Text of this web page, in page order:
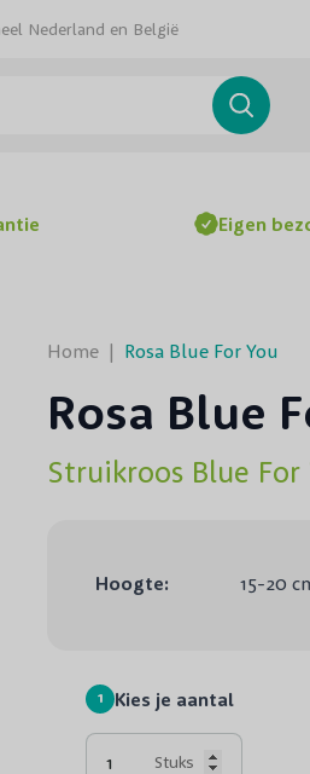
Nederland en België
Search
Eigen
Home | Rosa Blue For You
Rosa Blue
Struikroos Blue
Hoogte: 15-20
1 Kies je aantal
Stuks